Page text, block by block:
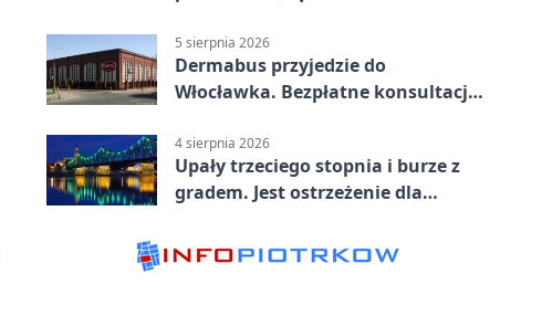
5 sierpnia 2026
Dermabus przyjedzie do
Włocławka. Bezpłatne konsultacje
4 sierpnia 2026
Upały trzeciego stopnia i burze z
gradem. Jest ostrzeżenie dla